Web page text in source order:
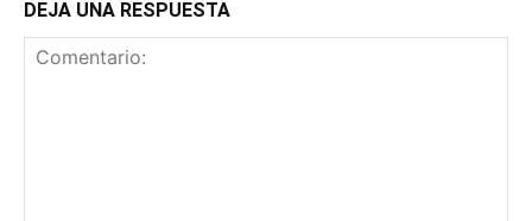
DEJA UNA RESPUESTA